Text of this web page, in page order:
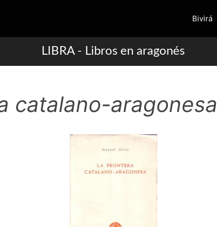
Bivirá
LIBRA - Libros en aragonés
catalano-aragonesa